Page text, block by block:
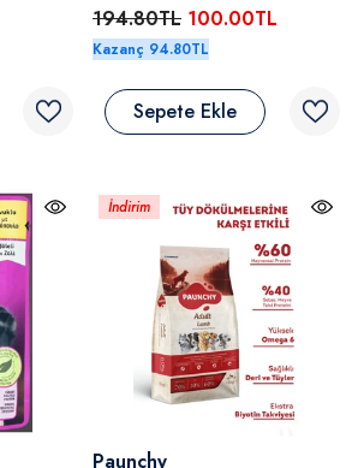
194.80TL 100.00TL
Kazanç 94.80TL
Sepete Ekle
İndirim
Satıcı:
Paunchy